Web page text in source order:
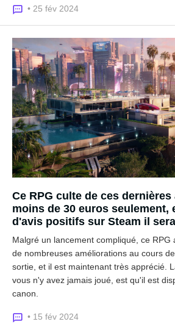
• 25 fév 2024
Ce RPG culte de ces dernières
moins de 30 euros seulement,
d'avis positifs sur Steam il
passer à côté !
Malgré un lancement compliqué, ce RPG
de nombreuses améliorations au cours
sortie, et il est maintenant très apprécié.
vous n'y avez jamais joué, est qu'il est
canon.
• 15 fév 2024